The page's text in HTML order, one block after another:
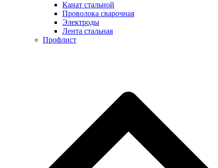
Канат стальной
Проволока сварочная
Электроды
Лента стальная
Профлист